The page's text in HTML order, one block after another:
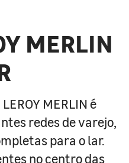
MERLIN
MERLIN é
redes de varejo,
para o lar.
no centro das